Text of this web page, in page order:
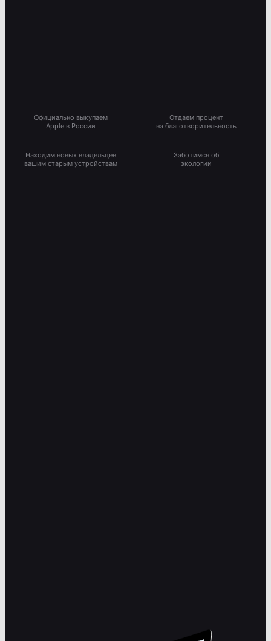
Официально выкупаем
Apple в России
Отдаем процент
на благотворительность
Находим новых владельцев
вашим старым устройствам
Заботимся об
экологии